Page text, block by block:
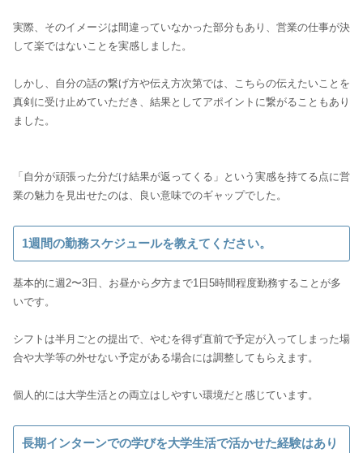
実際、そのイメージは間違っていなかった部分もあり、営業の仕事が決
して楽ではないことを実感しました。
しかし、自分の話の繋げ方や伝え方次第では、こちらの伝えたいことを
真剣に受け止めていただき、結果としてアポイントに繋がることもあり
ました。
「自分が頑張った分だけ結果が返ってくる」という実感を持てる点に営
業の魅力を見出せたのは、良い意味でのギャップでした。
1週間の勤務スケジュールを教えてください。
基本的に週2〜3日、お昼から夕方まで1日5時間程度勤務することが多
いです。
シフトは半月ごとの提出で、やむを得ず直前で予定が入ってしまった場
合や大学等の外せない予定がある場合には調整してもらえます。
個人的には大学生活との両立はしやすい環境だと感じています。
長期インターンでの学びを大学生活で活かせた経験はあり